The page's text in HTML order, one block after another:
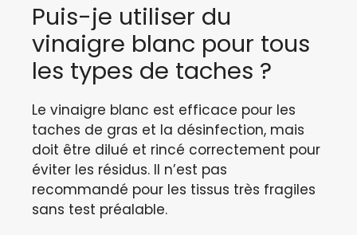
Puis-je utiliser du
vinaigre blanc pour tous
les types de taches ?
Le vinaigre blanc est efficace pour les
taches de gras et la désinfection, mais
doit être dilué et rincé correctement pour
éviter les résidus. Il n’est pas
recommandé pour les tissus très fragiles
sans test préalable.